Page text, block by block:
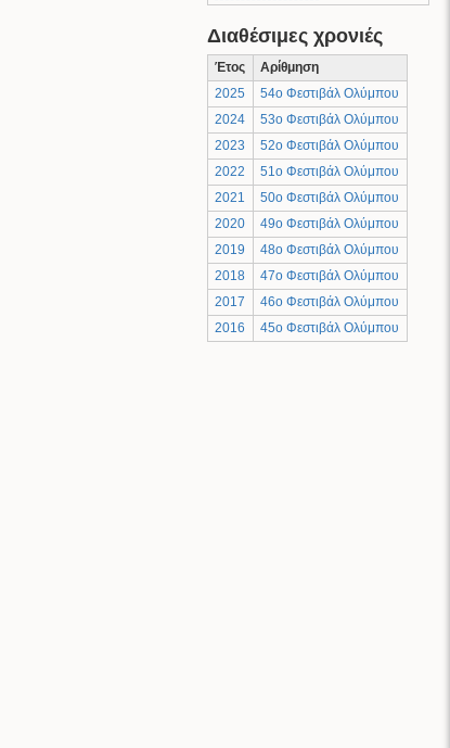
Διαθέσιμες χρονιές
Έτος
Αρίθμηση
2025
54ο Φεστιβάλ Ολύμπου
2024
53ο Φεστιβάλ Ολύμπου
2023
52ο Φεστιβάλ Ολύμπου
2022
51ο Φεστιβάλ Ολύμπου
2021
50ο Φεστιβάλ Ολύμπου
2020
49ο Φεστιβάλ Ολύμπου
2019
48ο Φεστιβάλ Ολύμπου
2018
47ο Φεστιβάλ Ολύμπου
2017
46ο Φεστιβάλ Ολύμπου
2016
45ο Φεστιβάλ Ολύμπου